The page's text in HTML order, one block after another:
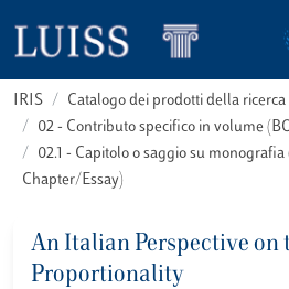
IRIS
Catalogo dei prodotti della ricerca
02 - Contributo specifico in volume
02.1 - Capitolo o saggio su monografia
Chapter/Essay)
An Italian Perspective on
Proportionality